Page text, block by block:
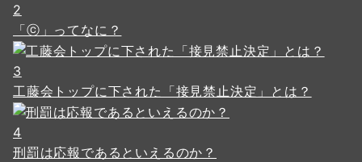
2
「ⓒ」ってなに？
3
工藤会トップに下された「接見禁止決定」とは？
4
刑罰は応報であるといえるのか？